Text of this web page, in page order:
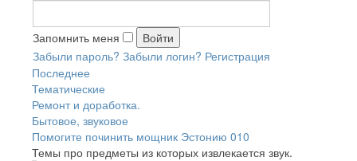
Запомнить меня
Забыли пароль? Забыли логин? Регистрация
Последнее
Тематические
Ремонт и доработка.
Бытовое, звуковое
Помогите починить мощник Эстонию 010
Темы про предметы из которых извлекается звук.